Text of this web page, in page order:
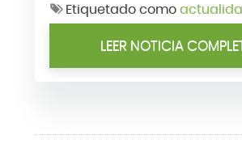
Etiquetado como
LEER NOTICIA